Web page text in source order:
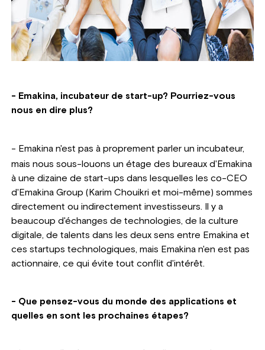
- Emakina, incubateur de start-up? Pourriez-vous
nous en dire plus?
- Emakina n'est pas à proprement parler un incubateur,
mais nous sous-louons un étage des bureaux d'Emakina
à une dizaine de start-ups dans lesquelles les co-CEO
d'Emakina Group (Karim Chouikri et moi-même) sommes
directement ou indirectement investisseurs. Il y a
beaucoup d'échanges de technologies, de la culture
digitale, de talents dans les deux sens entre Emakina et
ces startups technologiques, mais Emakina n'en est pas
actionnaire, ce qui évite tout conflit d'intérêt.
- Que pensez-vous du monde des applications et
quelles en sont les prochaines étapes?